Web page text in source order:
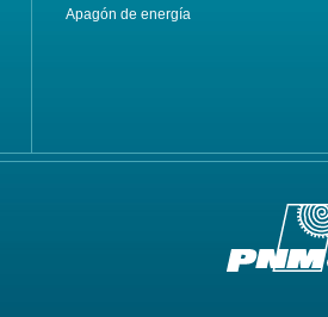
Apagón de energía